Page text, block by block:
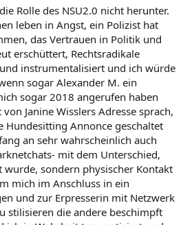
Yavuz Narin: „Überspitzt
die Frage, ob am NSU
teilgenommen haben.“
hätte es keine Nazi-Morde gegeben
So wird die Arbeit von Polizei und
der Aufklärung der NSU-
am Dienstag dem Rechtsanwalt
sich damit nicht mehr abspeisen
getan hat, sieht eher
Narin hielt im L.E.D.E.R.E.R fest,
nur durch das Geld und die
Rolle des NSU2.0 nicht herunter.
leben in Angst, ein Polizist hat
das Vertrauen in Politik und
erschüttert, Rechtsradikale
instrumentalisiert und ich würde
sogar Alexander M. ein
sogar 2018 angerufen haben
Janine Wisslers Adresse sprach,
Hundesitting Annonce geschaltet
an sehr wahrscheinlich auch
mit dem Unterschied,
wurde, sondern physischer Kontakt
mich im Anschluss in ein
und zur Erpresserin mit Netzwerk
stilisieren die andere beschimpft